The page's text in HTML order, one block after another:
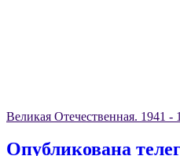
Великая Отечественная. 1941 -
Опубликована